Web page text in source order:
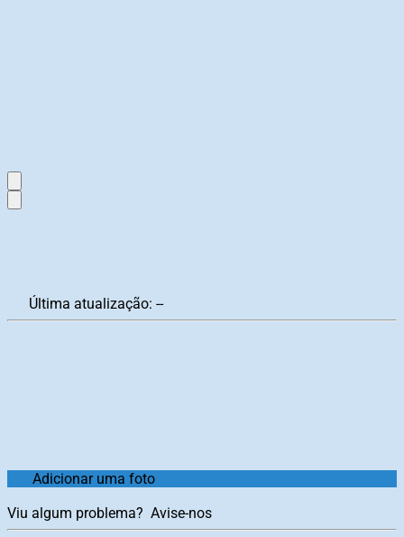
Última atualização: --
Adicionar uma foto
Viu algum problema? Avise-nos